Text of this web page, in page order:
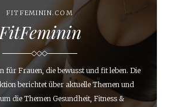
FITFEMININ.COM
FitFeminin
für Frauen, die bewusst und fit leben. Die
berichtet über aktuelle Themen und
die Themen Gesundheit, Fitness &